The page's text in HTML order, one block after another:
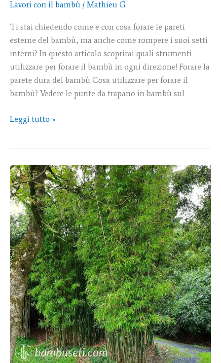
Lavori con il bambù / Mathieu G.
Ti stai chiedendo come e con cosa forare le pareti
esterne del bambù, ma anche come rompere i suoi setti
interni? In questo articolo scoprirai quali strumenti
utilizzare per forare il bambù in ogni direzione! Forare la
parete dura del bambù Cosa utilizzare per forare il
bambù? Vedere le punte da trapano in bambù sul
Leggi tutto »
Semiarundinaria
fastuosa:
Bambù
distinto
nel
porto
giusto!
(Invasivo
o
no?)